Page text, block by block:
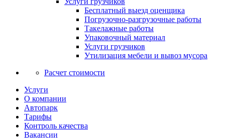
Бесплатный выезд оценщика
Погрузочно-разгрузочные работы
Такелажные работы
Упаковочный материал
Услуги грузчиков
Утилизация мебели и вывоз мусора
Расчет стоимости
Услуги
О компании
Автопарк
Тарифы
Контроль качества
Вакансии